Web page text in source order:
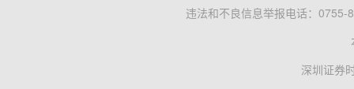
违法和不良信息举报电话：0755-
深圳证券